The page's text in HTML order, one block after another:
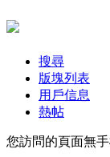
搜尋
版塊列表
用戶信息
熱帖
您訪問的頁面無